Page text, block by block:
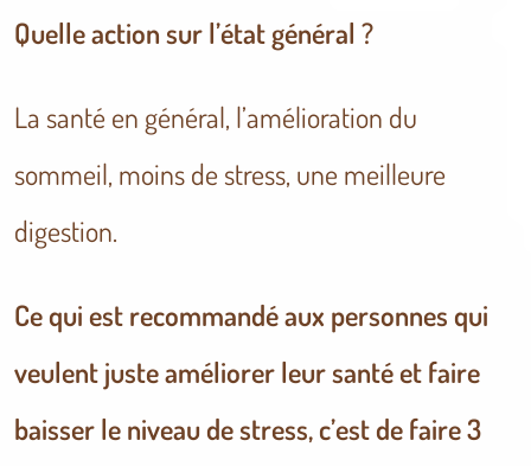
Quelle action sur l’état général ?
La santé en général, l’amélioration du
sommeil, moins de stress, une meilleure
digestion.
Ce qui est recommandé aux personnes qui
veulent juste améliorer leur santé et faire
baisser le niveau de stress, c’est de faire 3